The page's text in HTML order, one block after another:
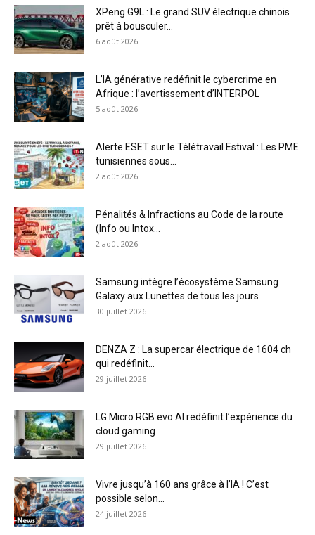
XPeng G9L : Le grand SUV électrique chinois
prêt à bousculer...
6 août 2026
L’IA générative redéfinit le cybercrime en
Afrique : l’avertissement d’INTERPOL
5 août 2026
Alerte ESET sur le Télétravail Estival : Les PME
tunisiennes sous...
2 août 2026
Pénalités & Infractions au Code de la route
(Info ou Intox...
2 août 2026
Samsung intègre l’écosystème Samsung
Galaxy aux Lunettes de tous les jours
30 juillet 2026
DENZA Z : La supercar électrique de 1604 ch
qui redéfinit...
29 juillet 2026
LG Micro RGB evo AI redéfinit l’expérience du
cloud gaming
29 juillet 2026
Vivre jusqu’à 160 ans grâce à l’IA ! C’est
possible selon...
24 juillet 2026